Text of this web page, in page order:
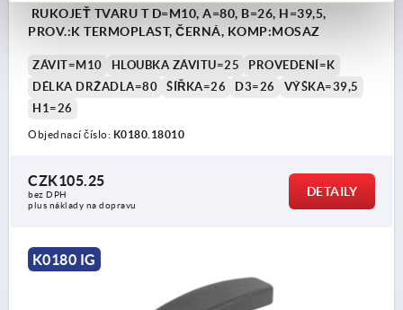
RUKOJEŤ TVARU T D=M10, A=80, B=26, H=39,5,
PROV.:K TERMOPLAST, ČERNÁ, KOMP:MOSAZ
ZÁVIT=M10 HLOUBKA ZÁVITU=25
PROVEDENÍ=K
DÉLKA DRŽADLA=80
ŠÍŘKA=26 D3=26
VÝŠKA=39,5
H1=26
Objednací číslo: K0180.18010
CZK105.25
bez DPH
plus náklady na dopravu
DETAILY
K0180 IG